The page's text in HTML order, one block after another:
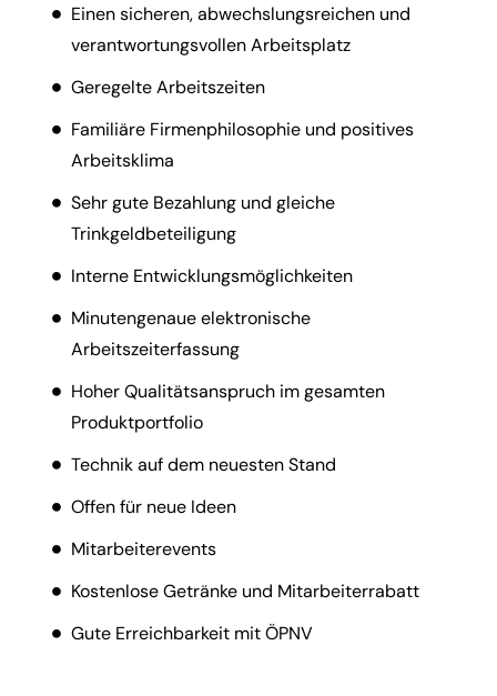
Einen sicheren, abwechslungsreichen und
verantwortungsvollen Arbeitsplatz
Geregelte Arbeitszeiten
Familiäre Firmenphilosophie und positives
Arbeitsklima
Sehr gute Bezahlung und gleiche
Trinkgeldbeteiligung
Interne Entwicklungsmöglichkeiten
Minutengenaue elektronische
Arbeitszeiterfassung
Hoher Qualitätsanspruch im gesamten
Produktportfolio
Technik auf dem neuesten Stand
Offen für neue Ideen
Mitarbeiterevents
Kostenlose Getränke und Mitarbeiterrabatt
Gute Erreichbarkeit mit ÖPNV